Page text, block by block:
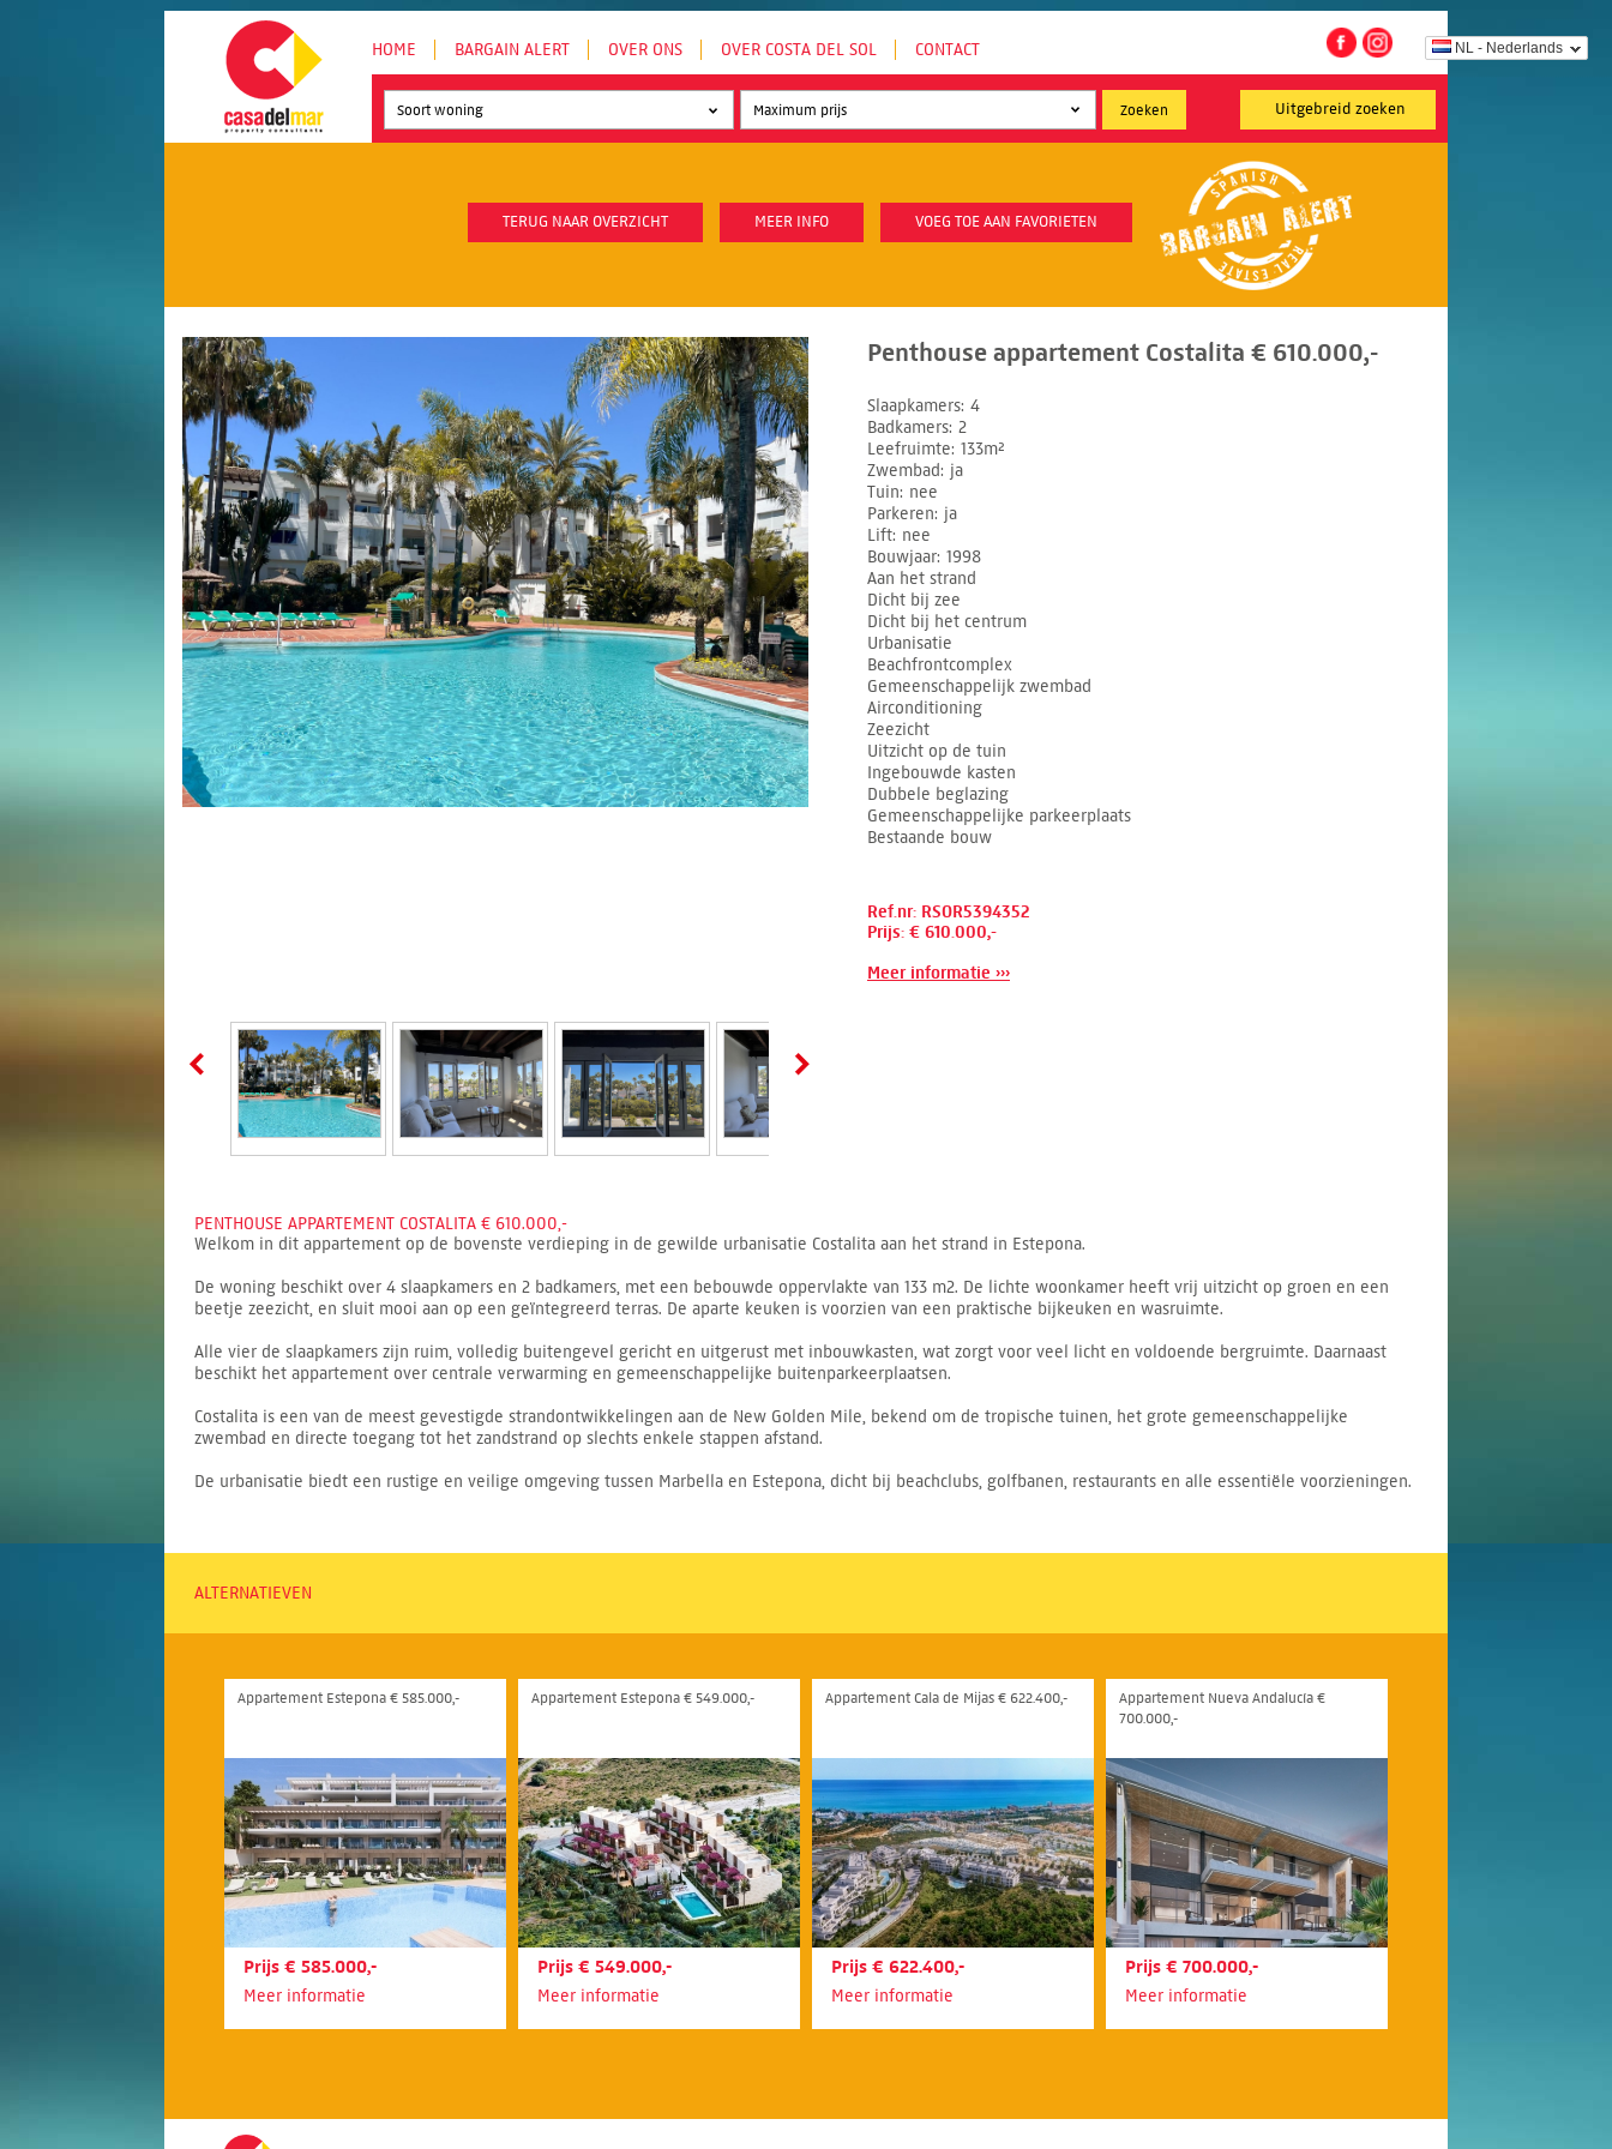
NL - Nederlands
HOME BARGAIN ALERT OVER ONS OVER COSTA DEL SOL CONTACT
Uitgebreid zoeken
Soort woning
TERUG NAAR OVERZICHT MEER INFO VOEG TOE AAN FAVORIETEN
Penthouse appartement Costalita € 610.000,-
Slaapkamers 4
Badkamers 2
Leefruimte 133m²
Zwembad
ja
Tuin nee
Parkeren ja
Lift nee
Bouwjaar 1998
Aan het strand
Dicht bij zee
Dicht bij het centrum
Urbanisatie
Beachfrontcomplex
Gemeenschappelijk zwembad
Airconditioning
Zeezicht
Uitzicht op de tuin
Ingebouwde kasten
Dubbele beglazing
Gemeenschappelijke parkeerplaats
Bestaande bouw
Ref.nr: RSOR5394352
Prijs: € 610.000,-
Meer informatie ›››
PENTHOUSE APPARTEMENT COSTALITA € 610.000,-
Welkom in dit appartement op de bovenste verdieping in de gewilde urbanisatie Costalita aan het strand in Estepona.
De woning beschikt over 4 slaapkamers en 2 badkamers, met een bebouwde oppervlakte van 133 m2. De lichte woonkamer heeft vrij uitzicht op groen en een
beetje zeezicht, en sluit mooi aan op een geïntegreerd terras. De aparte keuken is voorzien van een praktische bijkeuken en wasruimte.
Alle vier de slaapkamers zijn ruim, volledig buitengevel gericht en uitgerust met inbouwkasten, wat zorgt voor veel licht en voldoende bergruimte. Daarnaast
beschikt het appartement over centrale verwarming en gemeenschappelijke buitenparkeerplaatsen.
Costalita is een van de meest gevestigde strandontwikkelingen aan de New Golden Mile, bekend om de tropische tuinen, het grote gemeenschappelijke
zwembad en directe toegang tot het zandstrand op slechts enkele stappen afstand.
De urbanisatie biedt een rustige en veilige omgeving tussen Marbella en Estepona, dicht bij beachclubs, golfbanen, restaurants en alle essentiële voorzieningen.
ALTERNATIEVEN
Appartement Estepona € 585.000,-
Prijs € 585.000,-
Meer informatie
Appartement Estepona € 549.000,-
Prijs € 549.000,-
Meer informatie
Appartement Cala de Mijas € 622.400,-
Prijs € 622.400,-
Meer informatie
Appartement Nueva Andalucía €
700.000,-
Prijs € 700.000,-
Meer informatie